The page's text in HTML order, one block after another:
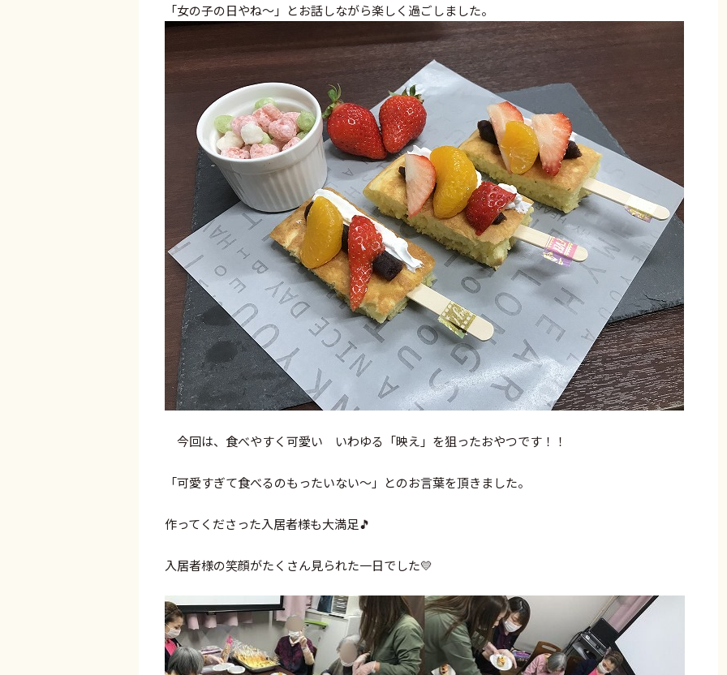
「女の子の日やね～」とお話しながら楽しく過ごしました。
今回は、食べやすく可愛い いわゆる「映え」を狙ったおやつです！！
「可愛すぎて食べるのもったいない～」とのお言葉を頂きました。
作ってくださった入居者様も大満足🎵
入居者様の笑顔がたくさん見られた一日でした💛